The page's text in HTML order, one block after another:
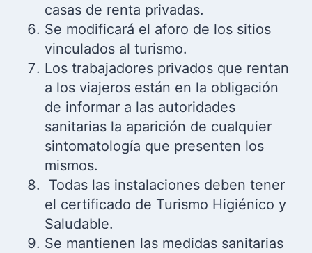
casas de renta privadas.
Se modificará el aforo de los sitios
vinculados al turismo.
Los trabajadores privados que rentan
a los viajeros están en la obligación
de informar a las autoridades
sanitarias la aparición de cualquier
sintomatología que presenten los
mismos.
Todas las instalaciones deben tener
el certificado de Turismo Higiénico y
Saludable.
Se mantienen las medidas sanitarias